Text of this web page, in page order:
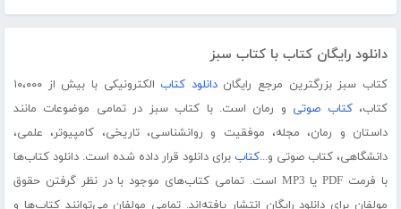
دانلود رایگان کتاب با کتاب سبز
کتاب سبز بزرگترین مرجع رایگاندانلود کتاب
الکترونیکی با بیش از ۱۰،۰۰۰
کتاب،کتاب صوتی و رمان است. با کتاب سبز در تمامی موضوعات مانند
داستان و رمان، مجله، موفقیت و روانشناسی، تاریخی، کامپیوتر، علمی،
دانشگاهی، کتاب صوتی و...کتاب برای دانلود قرار داده شده است. دانلود کتاب‌ها
با فرمت PDF یا MP3 است. تمامی کتاب‌های موجود با در نظر گرفتن حقوق